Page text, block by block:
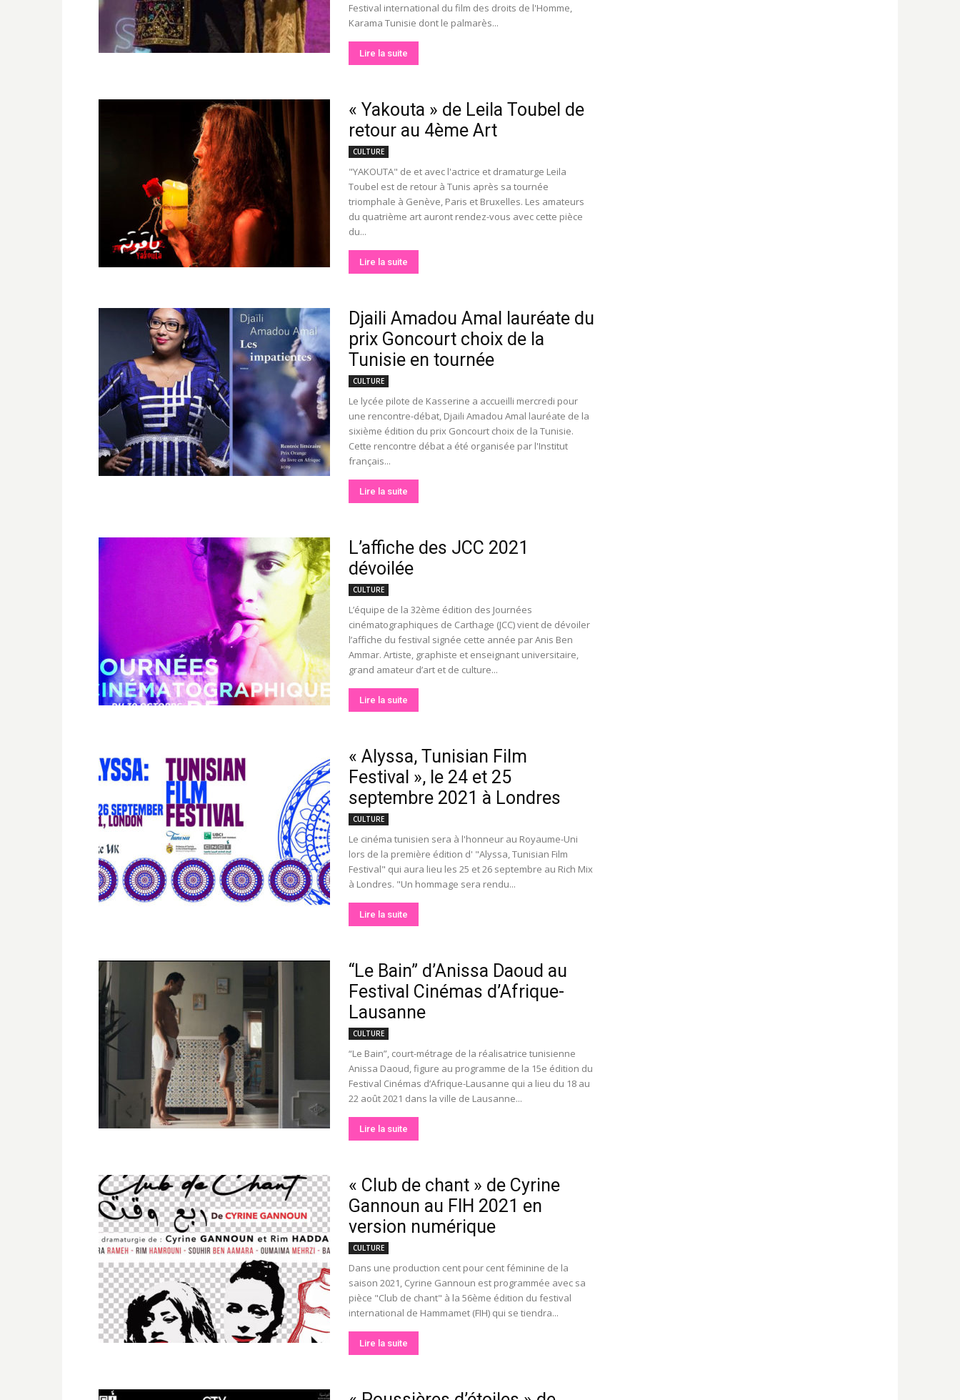
Festival international du film des droits de l'Homme,
Karama Tunisie dont le palmarès...
Lire la suite
« Yakouta » de Leila Toubel de
retour au 4ème Art
CULTURE
"YAKOUTA" de et avec l'actrice et dramaturge Leila
Toubel est de retour à Tunis après sa tournée
triomphale à Genève, Paris et Bruxelles. Les amateurs
du quatrième art auront rendez-vous avec cette pièce
du...
Lire la suite
Djaili Amadou Amal lauréate du
prix Goncourt choix de la
Tunisie en tournée
CULTURE
Le lycée pilote de Kasserine a accueilli mercredi pour
une rencontre-débat, Djaili Amadou Amal lauréate de la
sixième édition du prix Goncourt choix de la Tunisie.
Cette rencontre débat a été organisée par l'Institut
français...
Lire la suite
L’affiche des JCC 2021
dévoilée
CULTURE
L’équipe de la 32ème édition des Journées
cinématographiques de Carthage (JCC) vient de dévoiler
l’affiche du festival signée cette année par Anis Ben
Ammar. Artiste, graphiste et enseignant universitaire,
grand amateur d’art et de culture...
Lire la suite
« Alyssa, Tunisian Film
Festival », le 24 et 25
septembre 2021 à Londres
CULTURE
Le cinéma tunisien sera à l'honneur au Royaume-Uni
lors de la première édition d' "Alyssa, Tunisian Film
Festival" qui aura lieu les 25 et 26 septembre au Rich Mix
à Londres. "Un hommage sera rendu...
Lire la suite
“Le Bain” d’Anissa Daoud au
Festival Cinémas d’Afrique-
Lausanne
CULTURE
“Le Bain”, court-métrage de la réalisatrice tunisienne
Anissa Daoud, figure au programme de la 15e édition du
Festival Cinémas d’Afrique-Lausanne qui a lieu du 18 au
22 août 2021 dans la ville de Lausanne...
Lire la suite
« Club de chant » de Cyrine
Gannoun au FIH 2021 en
version numérique
CULTURE
Dans une production cent pour cent féminine de la
saison 2021, Cyrine Gannoun est programmée avec sa
pièce "Club de chant" à la 56ème édition du festival
international de Hammamet (FIH) qui se tiendra...
Lire la suite